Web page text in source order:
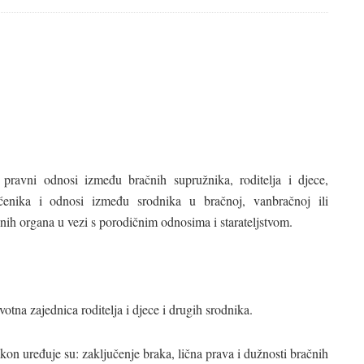
odnosi između bračnih supružnika, roditelja i djece,
i odnosi između srodnika u bračnoj, vanbračnoj ili
organa u vezi s porodičnim odnosima i starateljstvom.
zajednica roditelja i djece i drugih srodnika.
uređuje su: zaključenje braka, lična prava i dužnosti bračnih